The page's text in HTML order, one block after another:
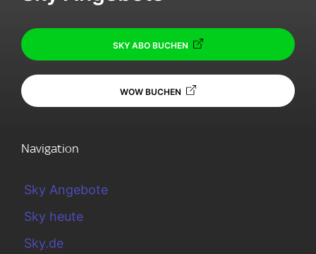
SKY ABO BUCHEN
WOW BUCHEN
Navigation
Sky Angebote
Sky heute
Sky.de